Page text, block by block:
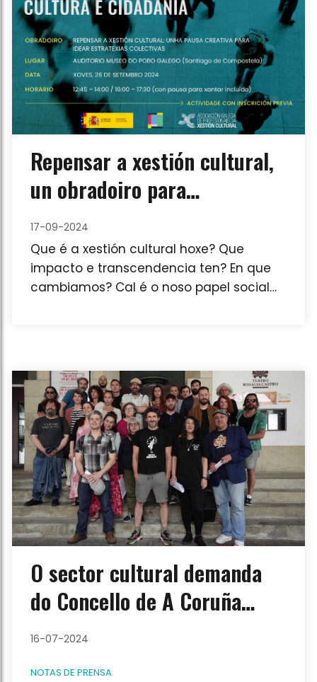
gratuíta en todos eles ou naqueles que
máis che interesen NESTE FORMULARIO
Este é o programa do primeiro encontro,
que será presencial: ENCONTRO 1. Xoves
17/10/24 | 10h-13h
Repensar a xestión cultural,
un obradoiro para
profesionais no marco do 10º
Encontro Cultura y
Ciudadanía
17-09-2024
Que é a xestión cultural hoxe? Que
impacto e transcendencia ten? En que
cambiamos? Cal é o noso papel social
Profesionais da Xestión Cultural (AGPXC)
convida ás súas socias, e, en xeral, ao
conxunto de profesionais da xestión
cultural en Galicia a tomarse unha
pausa creativa e participar no taller que
terá lugar no Auditorio do Museo do Pobo
Galego. Esta iniciativa forma parte do
Enc
O sector cultural demanda
do Concello de A Coruña
actuacións urxentes para un
16-07-2024
NOTAS DE PRENSA